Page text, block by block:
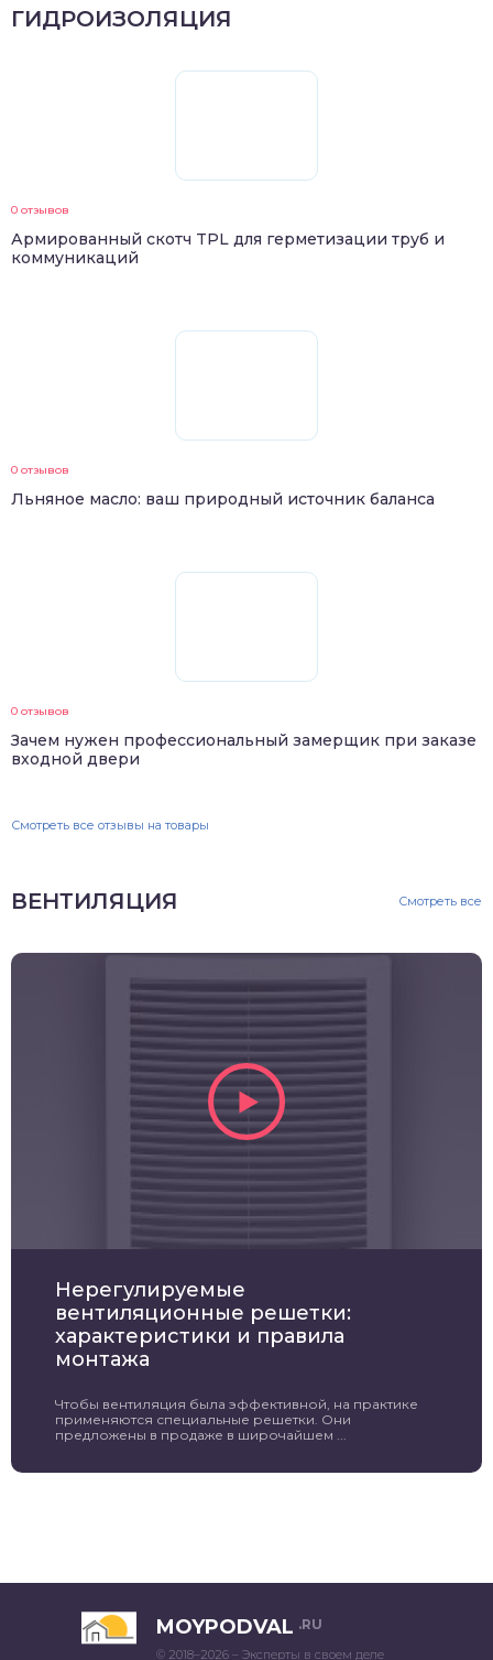
ГИДРОИЗОЛЯЦИЯ
0 отзывов
Армированный скотч TPL для герметизации труб и
коммуникаций
0 отзывов
Льняное масло: ваш природный источник баланса
0 отзывов
Зачем нужен профессиональный замерщик при заказе
входной двери
Смотреть все отзывы на товары
ВЕНТИЛЯЦИЯ Смотреть все
Нерегулируемые
вентиляционные решетки:
характеристики и правила
монтажа
Чтобы вентиляция была эффективной, на практике
применяются специальные решетки. Они
предложены в продаже в широчайшем ...
MOYPODVAL .RU
© 2018–2026 – Эксперты в своем деле